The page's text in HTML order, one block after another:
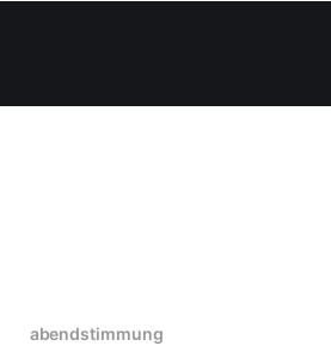
abendstimmung